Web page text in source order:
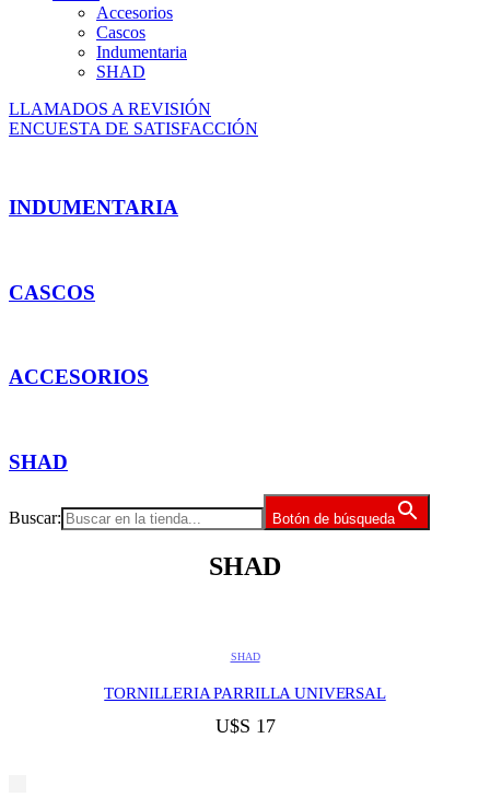
Accesorios
Cascos
Indumentaria
SHAD
LLAMADOS A REVISIÓN
ENCUESTA DE SATISFACCIÓN
INDUMENTARIA
CASCOS
ACCESORIOS
SHAD
Buscar: Botón de búsqueda
SHAD
SHAD
TORNILLERIA PARRILLA UNIVERSAL
U$S 17